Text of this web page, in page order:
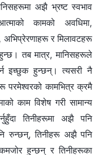
अझै भ्रष्ट स्वभाव
कामको अवधिमा,
अभिप्रेरणाहरू र मिलावटहरू
हुन्छ। तब मात्र, मानिसहरूले
इच्छुक हुन्छन्। त्यसरी नै
परमेश्‍वरको कामभित्र क्रमै
काम विशेष गरी सामान्य
तिनीहरूमा अझै पनि
रुन्छन्, तिनीहरू अझै पनि
हुन्छन् र तिनीहरूका